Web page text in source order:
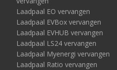
Laadpaal EO vervangen
Laadpaal EVBox vervangen
Laadpaal EVHUB vervangen
Laadpaal LS24 vervangen
Laadpaal Myenergi vervangen
Laadpaal Ratio vervangen